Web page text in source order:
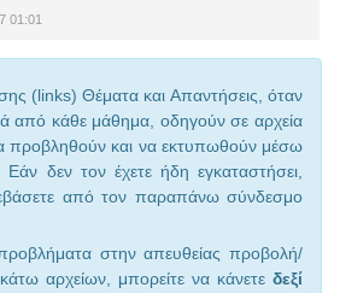
01:01
(links) Θέματα και Απαντήσεις, όταν
από κάθε μάθημα, οδηγούν σε αρχεία
και να εκτυπωθούν μέσω
Εάν δεν τον έχετε ήδη εγκαταστήσει,
από τον παραπάνω σύνδεσμο
στην απευθείας προβολή/
αρχείων, μπορείτε να κάνετε δεξί